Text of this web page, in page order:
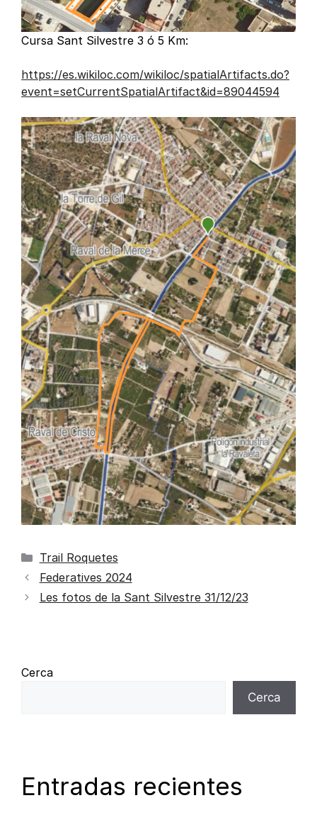
Cursa Sant Silvestre 3 ó 5 Km:
https://es.wikiloc.com/wikiloc/spatialArtifacts.do?
event=setCurrentSpatialArtifact&id=89044594
Trail Roquetes
Federatives 2024
Les fotos de la Sant Silvestre 31/12/23
Cerca
Cerca
Entradas recientes